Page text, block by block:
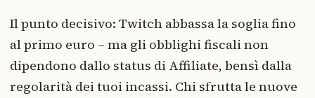
Il punto decisivo: Twitch abbassa la soglia fino
al primo euro – ma gli obblighi fiscali non
dipendono dallo status di Affiliate, bensì dalla
regolarità dei tuoi incassi. Chi sfrutta le nuove